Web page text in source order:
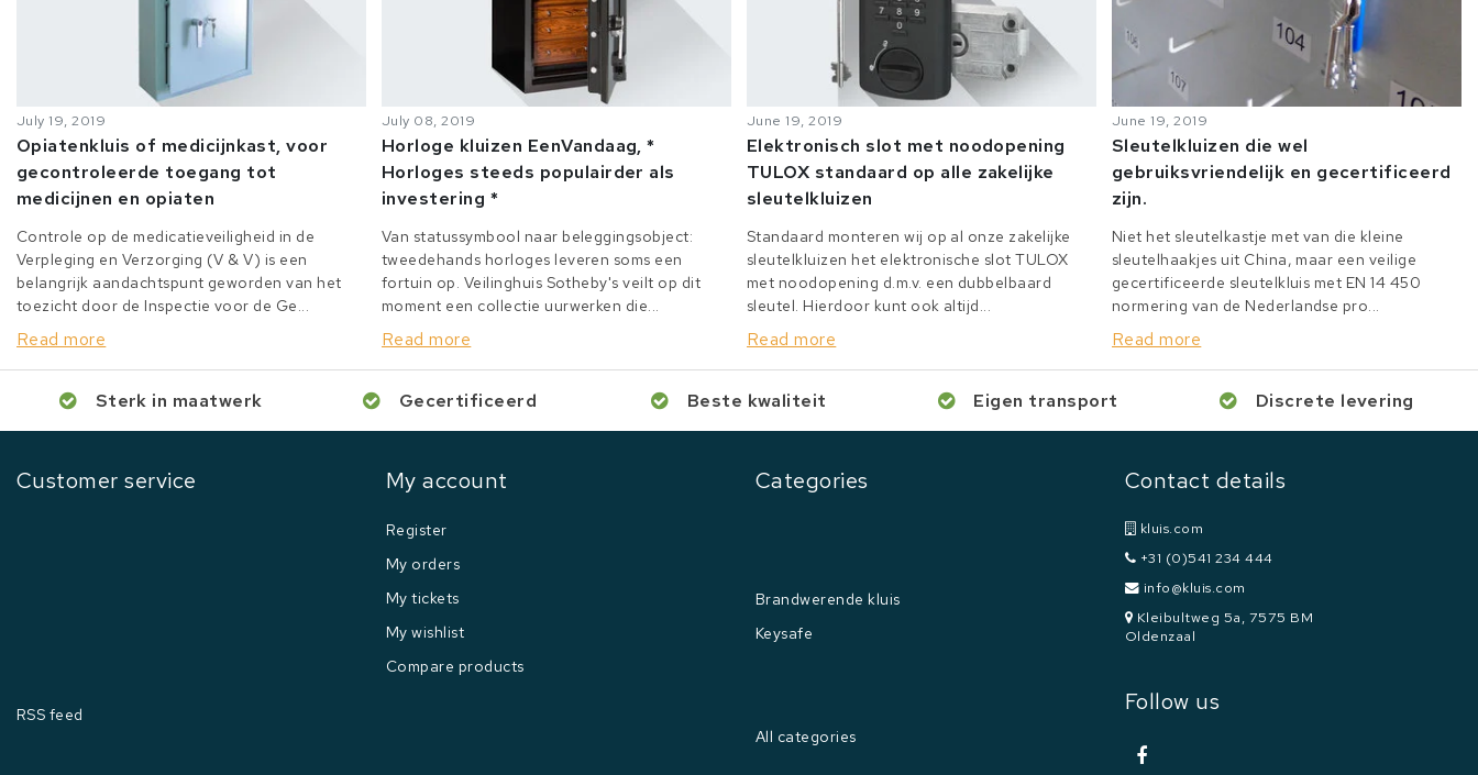
July 19, 2019
Opiatenkluis of medicijnkast, voor
gecontroleerde toegang tot
medicijnen en opiaten
Controle op de medicatieveiligheid in de
Verpleging en Verzorging (V & V) is een
belangrijk aandachtspunt geworden van het
toezicht door de Inspectie voor de Ge...
Read more
July 08, 2019
Horloge kluizen EenVandaag, *
Horloges steeds populairder als
investering *
Van statussymbool naar beleggingsobject:
tweedehands horloges leveren soms een
fortuin op. Veilinghuis Sotheby's veilt op dit
moment een collectie uurwerken die...
Read more
June 19, 2019
Elektronisch slot met noodopening
TULOX standaard op alle zakelijke
sleutelkluizen
Standaard monteren wij op al onze zakelijke
sleutelkluizen het elektronische slot TULOX
met noodopening d.m.v. een dubbelbaard
sleutel. Hierdoor kunt ook altijd...
Read more
June 19, 2019
Sleutelkluizen die wel
gebruiksvriendelijk en gecertificeerd
zijn.
Niet het sleutelkastje met van die kleine
sleutelhaakjes uit China, maar een veilige
gecertificeerde sleutelkluis met EN 14 450
normering van de Nederlandse pro...
Read more
Sterk in maatwerk Gecertificeerd Beste kwaliteit Eigen transport Discrete levering
Customer service
RSS feed
My account
Register
My orders
My tickets
My wishlist
Compare products
Categories
Brandwerende kluis
Keysafe
All categories
Contact details
kluis.com
+31 (0)541 234 444
info@kluis.com
Kleibultweg 5a, 7575 BM
Oldenzaal
Follow us